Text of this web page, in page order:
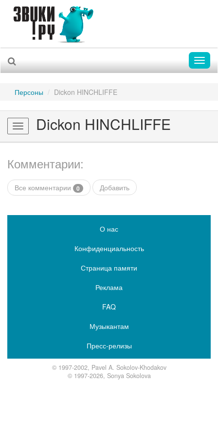
Персоны Dickon HINCHLIFFE
Toggle
navigation
Dickon HINCHLIFFE
Комментарии:
Все комментарии 0 Добавить
О нас
Конфиденциальность
Страница памяти
Реклама
FAQ
Музыкантам
Пресс-релизы
© 1997-2002, Pavel A. Sokolov-Khodakov
© 1997-2026, Sonya Sokolova